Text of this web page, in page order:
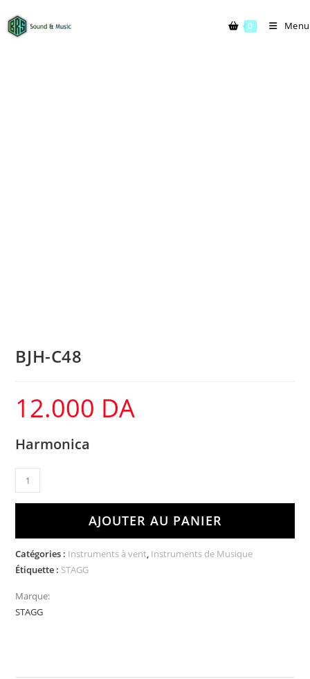
0 Menu
BJH-C48
12.000 DA
Harmonica
AJOUTER AU PANIER
Catégories : Instruments à vent, Instruments de Musique
Étiquette : STAGG
Marque:
STAGG